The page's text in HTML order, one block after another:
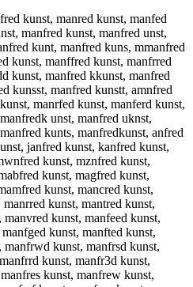
kunst, manred kunst, manfed
manfred kunst, manfred unst,
kunt, manfred kuns, mmanfred
kunst, manffred kunst, manfrred
kunst, manfred kkunst, manfred
kunsst, manfred kunstt, amnfred
manrfed kunst, manferd kunst,
unst, manfred uknst,
kunts, manfredkunst, anfred
janfred kunst, kanfred kunst,
kunst, mznfred kunst,
kunst, magfred kunst,
kunst, mancred kunst,
kunst, mantred kunst,
kunst, manfeed kunst,
kunst, manfted kunst,
kunst, manfrsd kunst,
kunst, manfr3d kunst,
kunst, manfrew kunst,